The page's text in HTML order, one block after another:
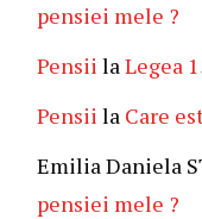
pensiei mele ?
Pensii laLegea
Pensii la Care
Emilia Daniela
pensiei mele ?